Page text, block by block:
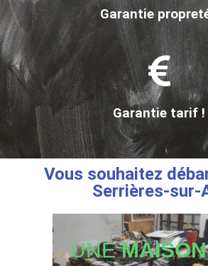
Garantie
Garantie tarif !
Vous souhaitez
Serrières-sur-
UNEMAISON